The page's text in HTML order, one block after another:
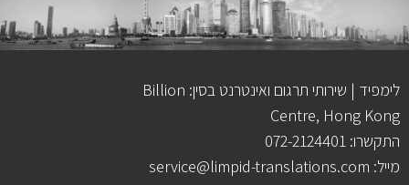
לימפיד | שירותי תרגום ואינטרנט בסין: Billion
Centre, Hong Kong
התקשרו: 072-2124401
מייל: service@limpid-translations.com